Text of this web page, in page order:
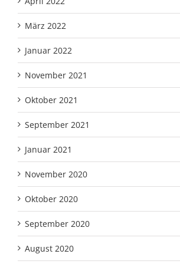
März 2022
Januar 2022
November 2021
Oktober 2021
September 2021
Januar 2021
November 2020
Oktober 2020
September 2020
August 2020